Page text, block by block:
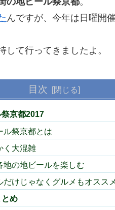
んですが、今年は日曜開
て行ってきましたよ。
目次
京都2017
ル祭京都とは
く大混雑
地の地ビールを楽しむ
だけじゃなくグルメもオススメ
め